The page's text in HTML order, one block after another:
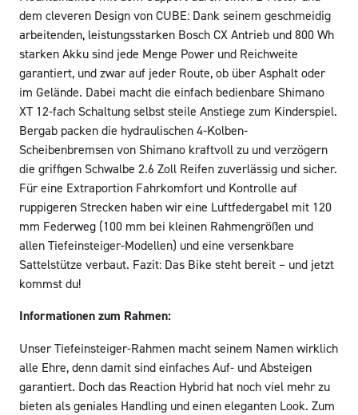
dem cleveren Design von CUBE: Dank seinem geschmeidig
arbeitenden, leistungsstarken Bosch CX Antrieb und 800 Wh
starken Akku sind jede Menge Power und Reichweite
garantiert, und zwar auf jeder Route, ob über Asphalt oder
im Gelände. Dabei macht die einfach bedienbare Shimano
XT 12-fach Schaltung selbst steile Anstiege zum Kinderspiel.
Bergab packen die hydraulischen 4-Kolben-
Scheibenbremsen von Shimano kraftvoll zu und verzögern
die griffigen Schwalbe 2.6 Zoll Reifen zuverlässig und sicher.
Für eine Extraportion Fahrkomfort und Kontrolle auf
ruppigeren Strecken haben wir eine Luftfedergabel mit 120
mm Federweg (100 mm bei kleinen Rahmengrößen und
allen Tiefeinsteiger-Modellen) und eine versenkbare
Sattelstütze verbaut. Fazit: Das Bike steht bereit – und jetzt
kommst du!
Informationen zum Rahmen:
Unser Tiefeinsteiger-Rahmen macht seinem Namen wirklich
alle Ehre, denn damit sind einfaches Auf- und Absteigen
garantiert. Doch das Reaction Hybrid hat noch viel mehr zu
bieten als geniales Handling und einen eleganten Look. Zum